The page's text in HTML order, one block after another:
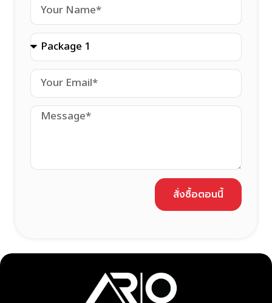
สั่งซื้อตอนนี้